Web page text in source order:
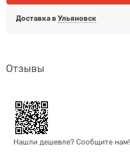
Доставка в Ульяновск
Отзывы
Нашли дешевле? Сообщите нам!